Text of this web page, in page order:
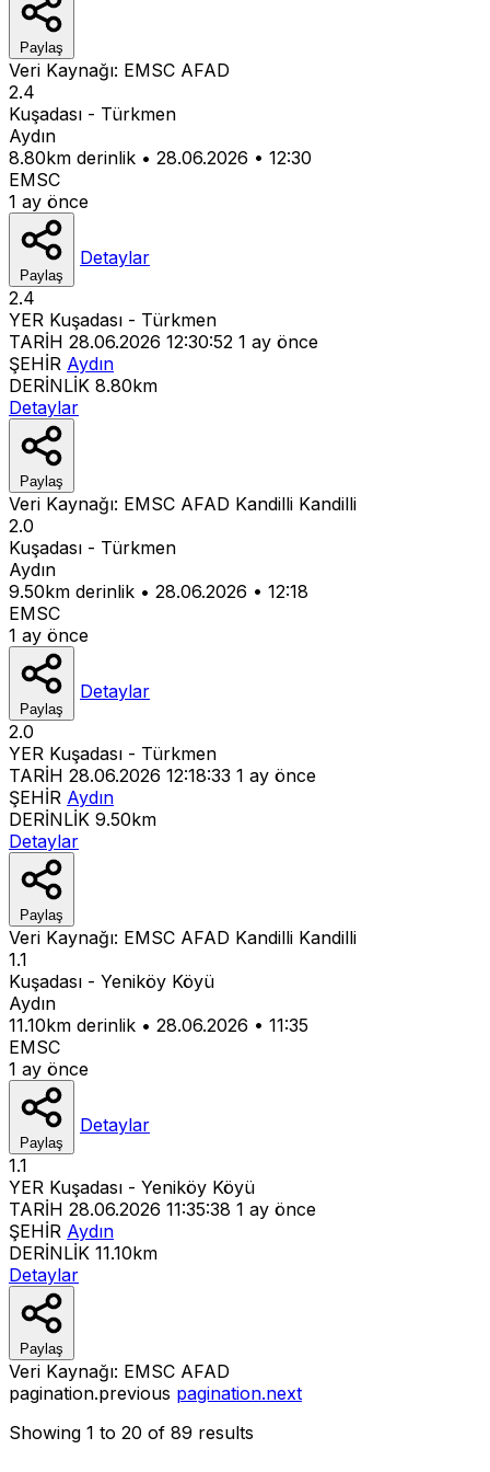
Paylaş
Veri Kaynağı: EMSC AFAD
2.4
Kuşadası - Türkmen
Aydın
8.80km derinlik • 28.06.2026 • 12:30
EMSC
1 ay önce
Paylaş
Detaylar
2.4
YER Kuşadası - Türkmen
TARİH 28.06.2026 12:30:52 1 ay önce
ŞEHİR Aydın
DERİNLİK 8.80km
Detaylar
Paylaş
Veri Kaynağı: EMSC AFAD Kandilli Kandilli
2.0
Kuşadası - Türkmen
Aydın
9.50km derinlik • 28.06.2026 • 12:18
EMSC
1 ay önce
Paylaş
Detaylar
2.0
YER Kuşadası - Türkmen
TARİH 28.06.2026 12:18:33 1 ay önce
ŞEHİR Aydın
DERİNLİK 9.50km
Detaylar
Paylaş
Veri Kaynağı: EMSC AFAD Kandilli Kandilli
1.1
Kuşadası - Yeniköy Köyü
Aydın
11.10km derinlik • 28.06.2026 • 11:35
EMSC
1 ay önce
Paylaş
Detaylar
1.1
YER Kuşadası - Yeniköy Köyü
TARİH 28.06.2026 11:35:38 1 ay önce
ŞEHİR Aydın
DERİNLİK 11.10km
Detaylar
Paylaş
Veri Kaynağı: EMSC AFAD
pagination.previous pagination.next
Showing 1 to 20 of 89 results